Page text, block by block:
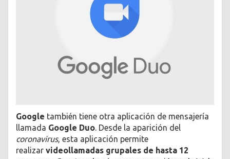
Google también tiene otra aplicación de mensajería
llamada Google Duo. Desde la aparición del
coronavirus, esta aplicación permite
realizar videollamadas grupales de hasta 12